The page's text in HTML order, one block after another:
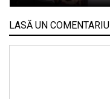
LASĂ UN COMENTARIU